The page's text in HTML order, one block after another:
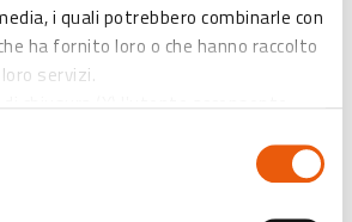
i quali potrebbero combinarle con
ha fornito loro o che hanno raccolto
servizi.
alle 18.00 (ottobre-aprile) e dalle 15.00